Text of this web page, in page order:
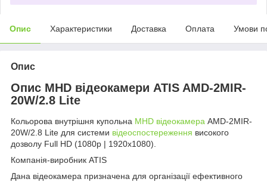
Опис Характеристики Доставка Оплата Умови
Опис
Опис MHD відеокамери ATIS AMD-2MIR-
20W/2.8 Lite
Кольорова внутрішня купольна MHD відеокамера AMD-2MIR-
20W/2.8 Lite для системи відеоспостереження високого
дозволу Full HD (1080p | 1920х1080).
Компанія-виробник ATIS
Дана відеокамера призначена для організації ефективного